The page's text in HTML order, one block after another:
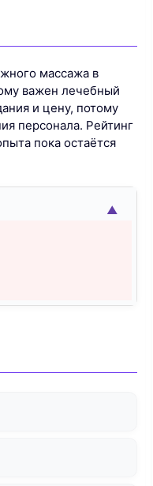
массажа в
важен лечебный
и цену, потому
персонала. Рейтинг
пока остаётся
▲